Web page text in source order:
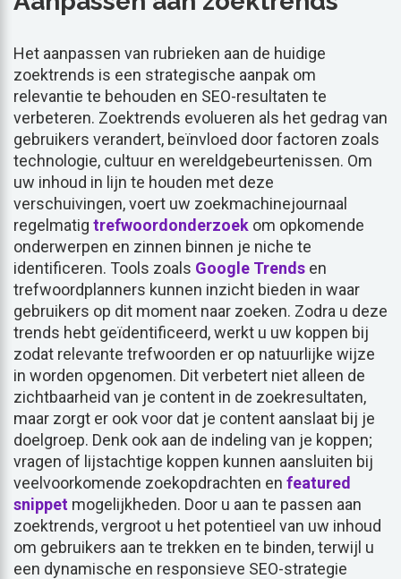
Het aanpassen van rubrieken aan de huidige
zoektrends is een strategische aanpak om
relevantie te behouden en SEO-resultaten te
verbeteren. Zoektrends evolueren als het gedrag van
gebruikers verandert, beïnvloed door factoren zoals
technologie, cultuur en wereldgebeurtenissen. Om
uw inhoud in lijn te houden met deze
verschuivingen, voert uw zoekmachinejournaal
regelmatig trefwoordonderzoek om opkomende
onderwerpen en zinnen binnen je niche te
identificeren. Tools zoals Google Trends en
trefwoordplanners kunnen inzicht bieden in waar
gebruikers op dit moment naar zoeken. Zodra u deze
trends hebt geïdentificeerd, werkt u uw koppen bij
zodat relevante trefwoorden er op natuurlijke wijze
in worden opgenomen. Dit verbetert niet alleen de
zichtbaarheid van je content in de zoekresultaten,
maar zorgt er ook voor dat je content aanslaat bij je
doelgroep. Denk ook aan de indeling van je koppen;
vragen of lijstachtige koppen kunnen aansluiten bij
veelvoorkomende zoekopdrachten en featured
snippet mogelijkheden. Door u aan te passen aan
zoektrends, vergroot u het potentieel van uw inhoud
om gebruikers aan te trekken en te binden, terwijl u
een dynamische en responsieve SEO-strategie